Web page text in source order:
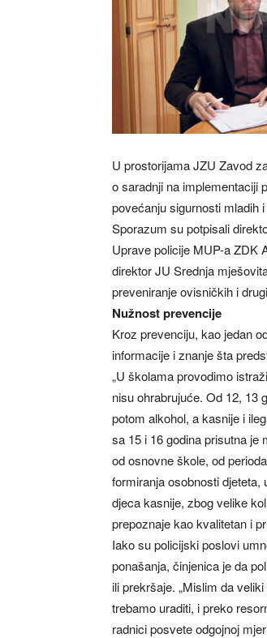
U prostorijama JZU Zavod
o saradnji na implementaciji
povećanju sigurnosti mladih
Sporazum su potpisali
Uprave policije MUP-a ZDK
direktor JU Srednja
preveniranje ovisničkih i
Nužnost prevencije
Kroz prevenciju, kao jedan
informacije i znanje šta
„U školama provodimo
nisu ohrabrujuće. Od 12, 13
potom alkohol, a kasnije i
sa 15 i 16 godina prisutna je
od osnovne škole, od
formiranja osobnosti djeteta,
djeca kasnije, zbog velike
prepoznaje kao kvalitetan i
Iako su policijski poslovi
ponašanja, činjenica je da
ili prekršaje. „Mislim da
trebamo uraditi, i preko
radnici posvete odgojnoj